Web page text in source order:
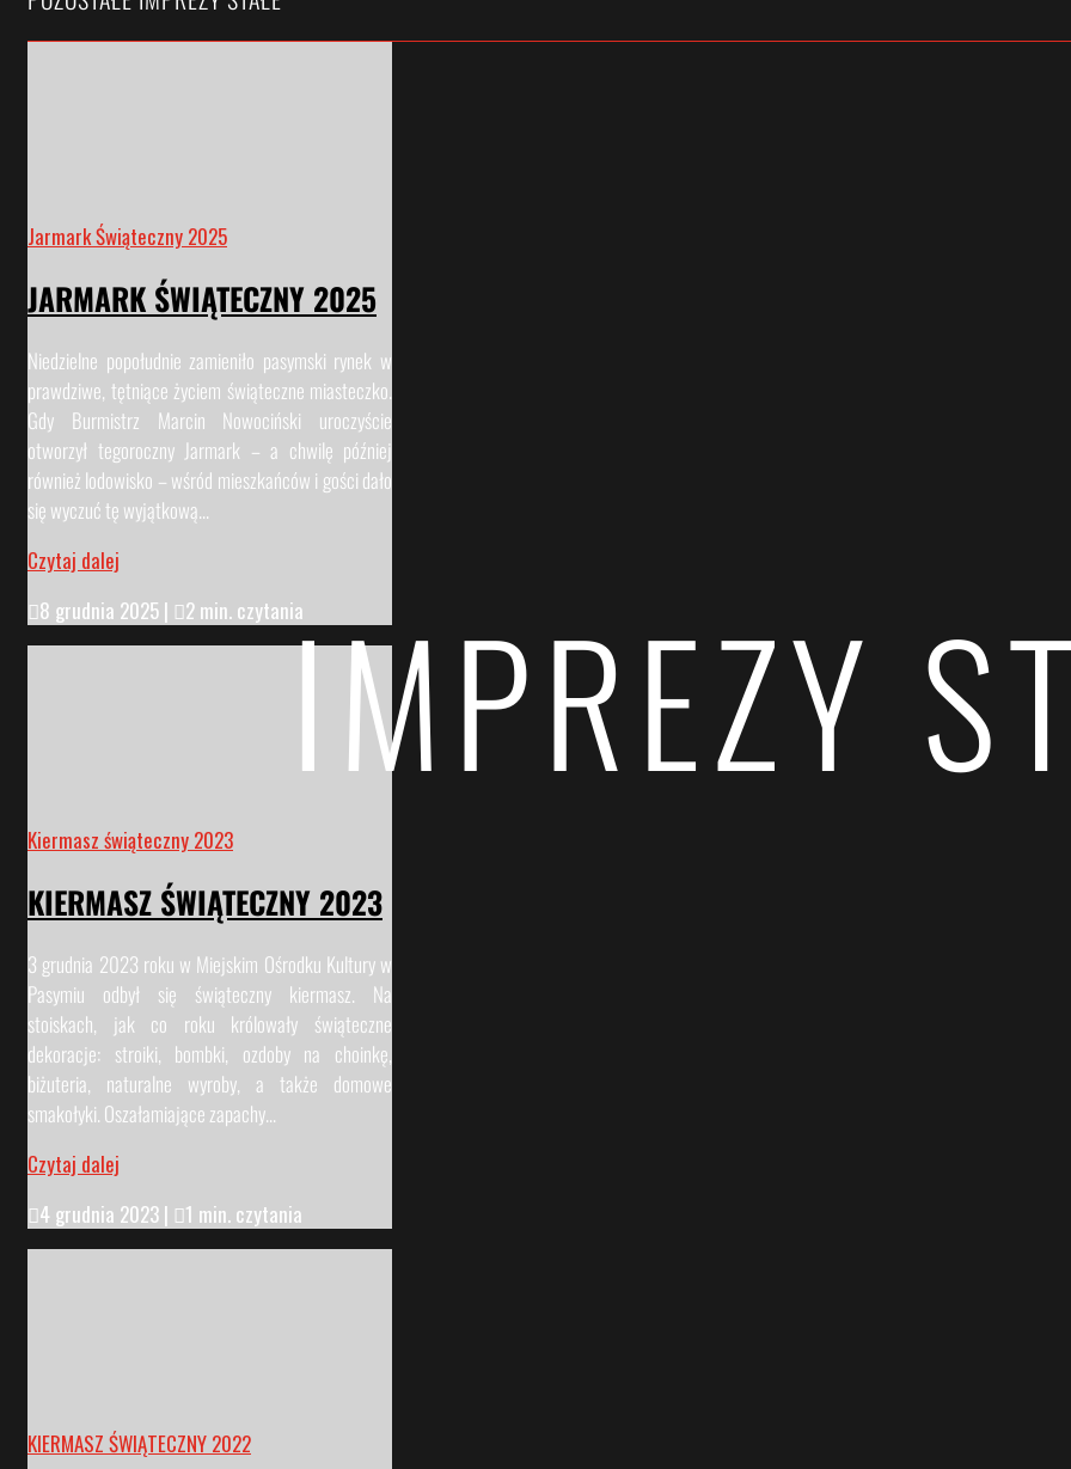
IMPREZY
Jarmark Świąteczny 2025
JARMARK ŚWIĄTECZNY 2025
Niedzielne popołudnie zamieniło pasymski rynek w
prawdziwe, tętniące życiem świąteczne miasteczko.
Gdy Burmistrz Marcin Nowociński uroczyście
otworzył tegoroczny Jarmark – a chwilę później
również lodowisko – wśród mieszkańców i gości dało
się wyczuć tę wyjątkową...
Czytaj dalej
8 grudnia 2025 | 2 min. czytania
Kiermasz świąteczny 2023
KIERMASZ ŚWIĄTECZNY 2023
3 grudnia 2023 roku w Miejskim Ośrodku Kultury w
Pasymiu odbył się świąteczny kiermasz. Na
stoiskach, jak co roku królowały świąteczne
dekoracje: stroiki, bombki, ozdoby na choinkę,
biżuteria, naturalne wyroby, a także domowe
smakołyki. Oszałamiające zapachy...
Czytaj dalej
4 grudnia 2023 | 1 min. czytania
KIERMASZ ŚWIĄTECZNY 2022